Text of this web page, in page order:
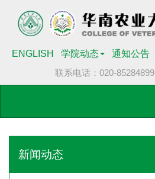
ENGLISH 学院动态 通知公告
联系电话：020-85284899
新闻动态